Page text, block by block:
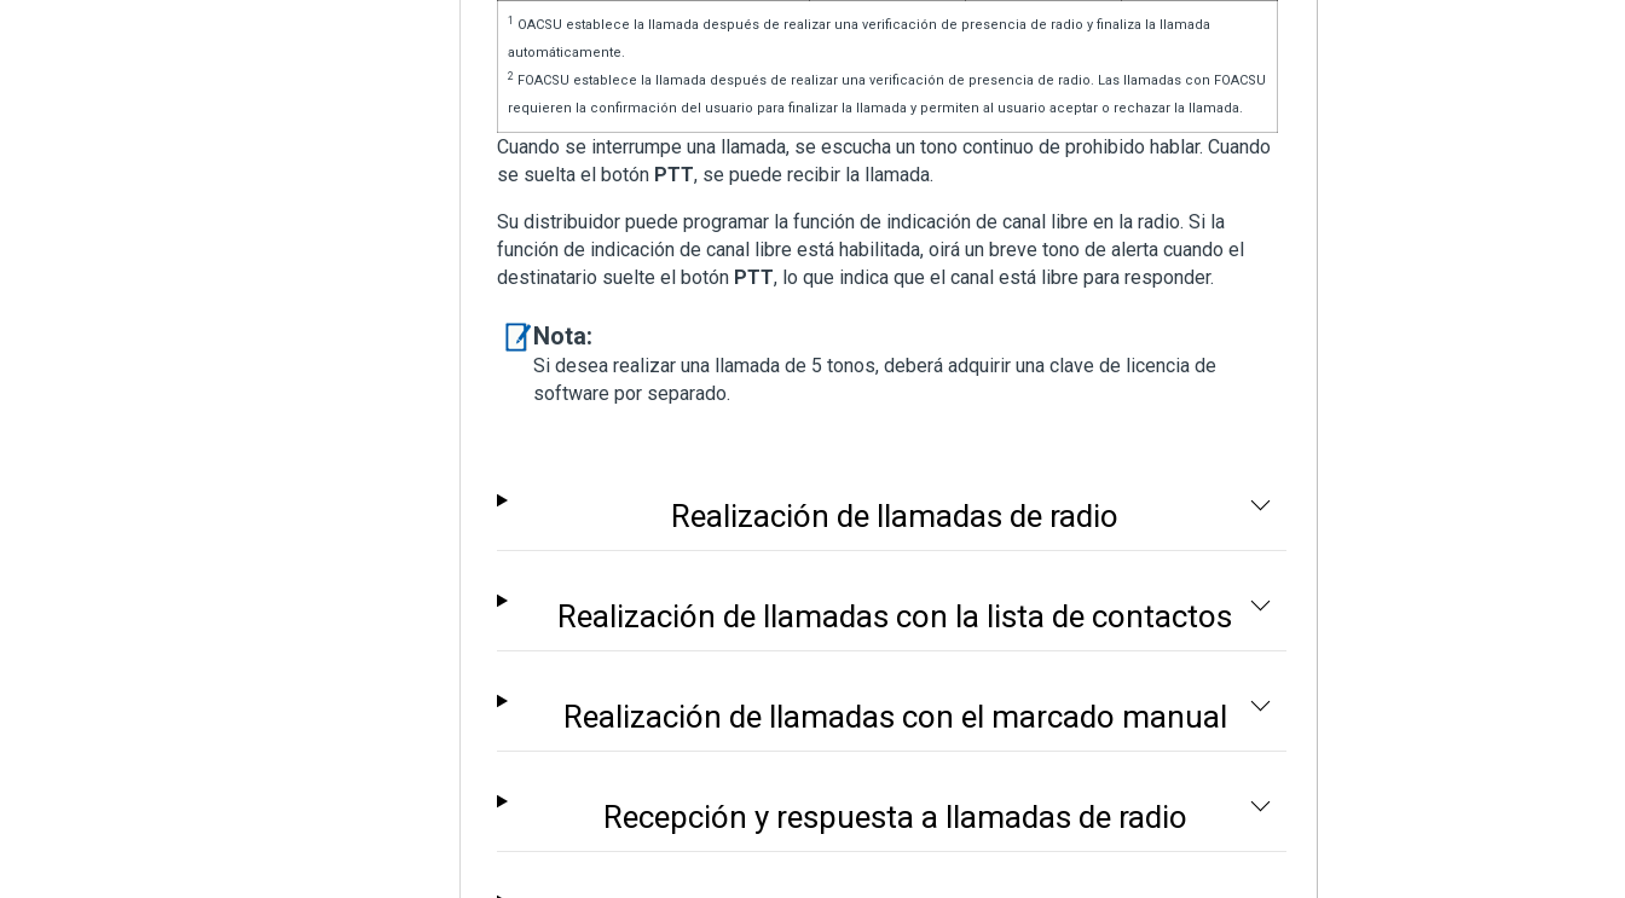
1
OACSU establece la llamada después de realizar una verificación de presencia de radio y finaliza la llamada
automáticamente.
2 FOACSU establece la llamada después de realizar una verificación de presencia de radio. Las llamadas con FOACSU
requieren la confirmación del usuario para finalizar la llamada y permiten al usuario aceptar o rechazar la llamada.
Cuando se interrumpe una llamada, se escucha un tono continuo de prohibido hablar. Cuando
se suelta el botón PTT, se puede recibir la llamada.
Su distribuidor puede programar la función de indicación de canal libre en la radio. Si la
función de indicación de canal libre está habilitada, oirá un breve tono de alerta cuando el
destinatario suelte el botón PTT, lo que indica que el canal está libre para responder.
Nota:
Si desea realizar una llamada de 5 tonos, deberá adquirir una clave de licencia de
software por separado.
Realización de llamadas de radio
Realización de llamadas con la lista de contactos
Realización de llamadas con el marcado manual
Recepción y respuesta a llamadas de radio